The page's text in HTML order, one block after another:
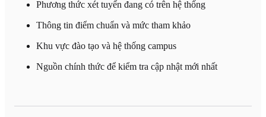
Phương thức xét tuyển đang có trên hệ thống
Thông tin điểm chuẩn và mức tham khảo
Khu vực đào tạo và hệ thống campus
Nguồn chính thức để kiểm tra cập nhật mới nhất